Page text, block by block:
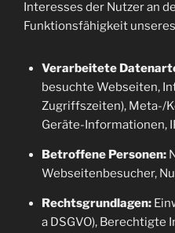
Interesses der Nutzer an
Funktionsfähigkeit
Verarbeitete
besuchte Webseiten,
Zugriffszeiten), Meta-/
Geräte-Informationen,
Betroffene Personen:
Webseitenbesucher,
Rechtsgrundlagen:
a DSGVO), Berechtigte